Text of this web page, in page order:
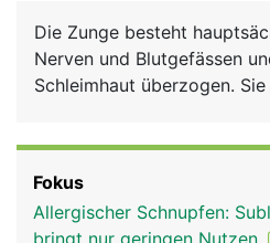
News
Rubriken
Die Zunge besteht
Nerven und Blutgefässen
Schleimhaut überzogen.
Zungenmandel, die der
Zunge erfüllt viele
Fokus
Allergischer Schnupfen:
bringt nur geringen Nutzen